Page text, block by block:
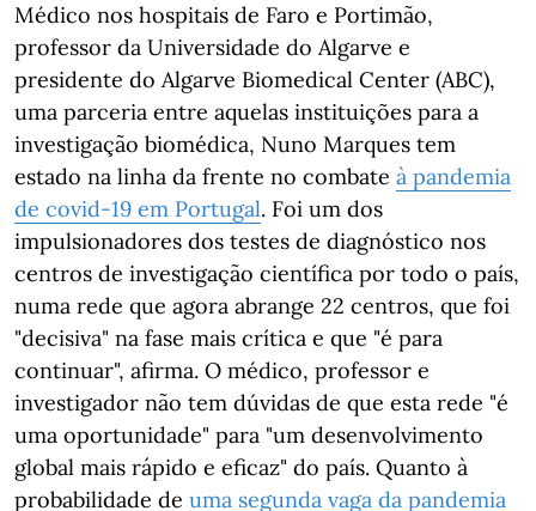
Médico nos hospitais de Faro e Portimão,
professor da Universidade do Algarve e
presidente do Algarve Biomedical Center (ABC),
uma parceria entre aquelas instituições para a
investigação biomédica, Nuno Marques tem
estado na linha da frente no combate à pandemia
de covid-19 em Portugal. Foi um dos
impulsionadores dos testes de diagnóstico nos
centros de investigação científica por todo o país,
numa rede que agora abrange 22 centros, que foi
"decisiva" na fase mais crítica e que "é para
continuar", afirma. O médico, professor e
investigador não tem dúvidas de que esta rede "é
uma oportunidade" para "um desenvolvimento
global mais rápido e eficaz" do país. Quanto à
probabilidade de uma segunda vaga da pandemia